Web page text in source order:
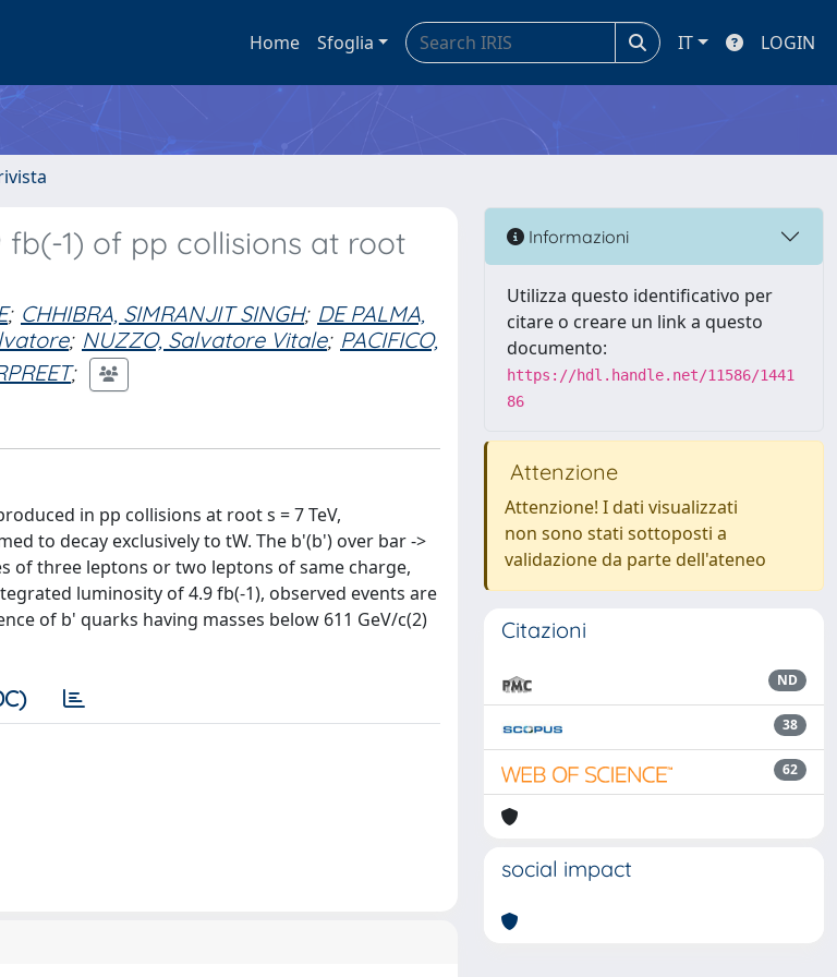
Home Sfoglia IT LOGIN
1) of pp collisions at root
; CHHIBRA, SIMRANJIT SINGH; DE PALMA,
; NUZZO, Salvatore Vitale; PACIFICO,
;
in pp collisions at root s = 7 TeV,
to decay exclusively to tW. The b'(b') over bar ->
of three leptons or two leptons of same charge,
luminosity of 4.9 fb(-1), observed events are
of b' quarks having masses below 611 GeV/c(2)
Informazioni
Utilizza questo identificativo per
citare o creare un link a questo
documento:
https://hdl.handle.net/11586/1441
86
Attenzione
Attenzione! I dati visualizzati
non sono stati sottoposti a
validazione da parte dell'ateneo
Citazioni
ND
38
62
social impact